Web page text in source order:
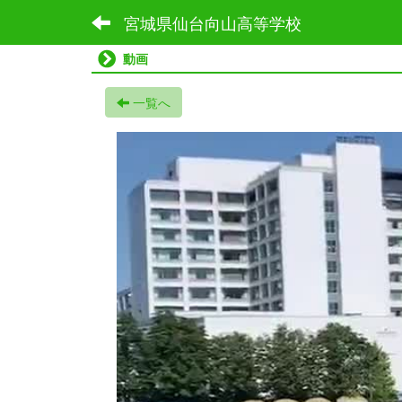
宮城県仙台向山高等学校
動画
一覧へ